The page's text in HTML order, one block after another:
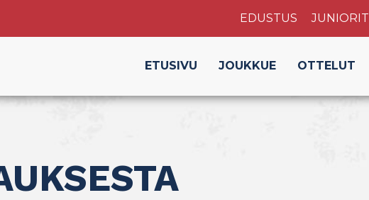
EDUSTUS JUNIORIT
ETUSIVU JOUKKUE OTTELUT